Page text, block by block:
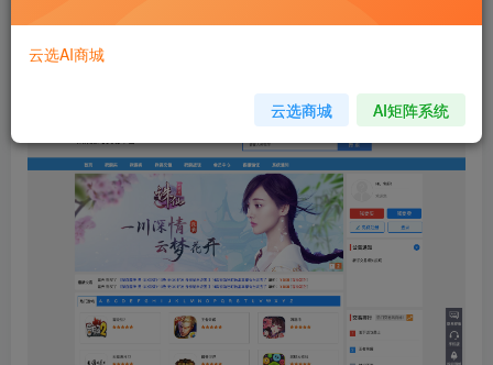
云选AI商城
云选商城 AI矩阵系统